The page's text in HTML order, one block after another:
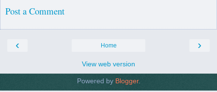
Post a Comment
‹ ›
Home
View web version
Powered by Blogger.